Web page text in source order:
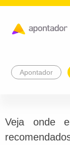
Apontador
Veja onde